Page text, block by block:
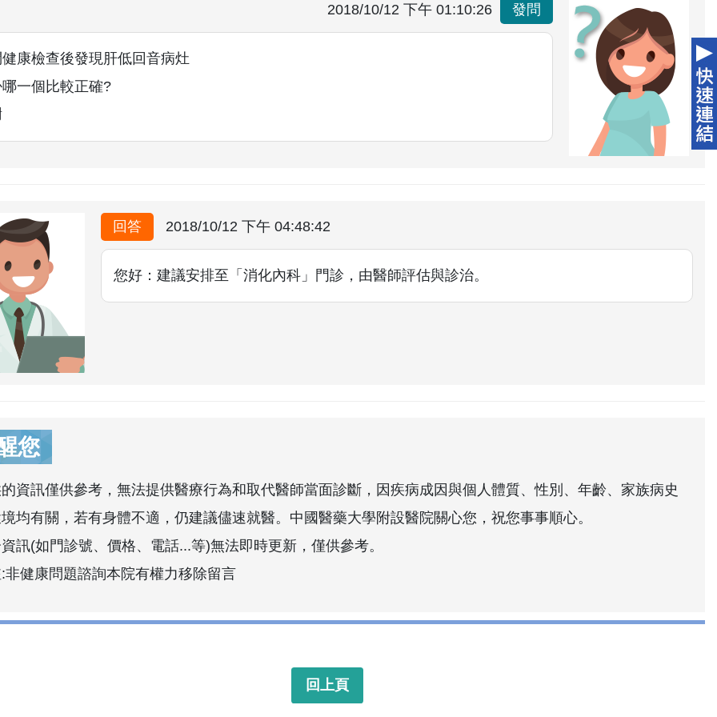
發問
2018/10/12 下午 01:10:26
康檢查後發現肝低回音病灶
一個比較正確?
回答 2018/10/12 下午 04:48:42
您好：建議安排至「消化內科」門診，由醫師評估與診治。
您
資訊僅供參考，無法提供醫療行為和取代醫師當面診斷，因疾病成因與個人體質、性別、年齡、家族病史
均有關，若有身體不適，仍建議儘速就醫。中國醫藥大學附設醫院關心您，祝您事事順心。
訊(如門診號、價格、電話...等)無法即時更新，僅供參考。
非健康問題諮詢本院有權力移除留言
回上頁